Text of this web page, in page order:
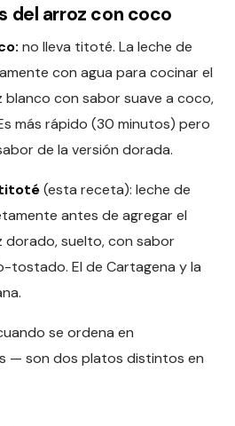
del arroz con coco
no lleva titoté. La leche de
con agua para cocinar el
blanco con sabor suave a coco,
más rápido (30 minutos) pero
de la versión dorada.
(esta receta): leche de
antes de agregar el
dorado, suelto, con sabor
tostado. El de Cartagena y la
se ordena en
— son dos platos distintos en